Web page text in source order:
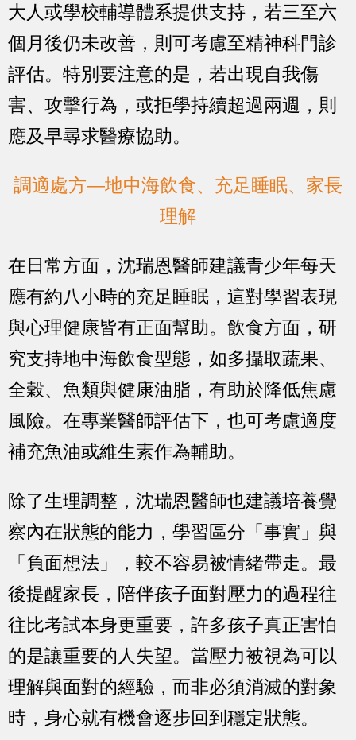
大人或學校輔導體系提供支持，若三至六
個月後仍未改善，則可考慮至精神科門診
評估。特別要注意的是，若出現自我傷
害、攻擊行為，或拒學持續超過兩週，則
應及早尋求醫療協助。
調適處方—地中海飲食、充足睡眠、家長
理解
在日常方面，沈瑞恩醫師建議青少年每天
應有約八小時的充足睡眠，這對學習表現
與心理健康皆有正面幫助。飲食方面，研
究支持地中海飲食型態，如多攝取蔬果、
全穀、魚類與健康油脂，有助於降低焦慮
風險。在專業醫師評估下，也可考慮適度
補充魚油或維生素作為輔助。
除了生理調整，沈瑞恩醫師也建議培養覺
察內在狀態的能力，學習區分「事實」與
「負面想法」，較不容易被情緒帶走。最
後提醒家長，陪伴孩子面對壓力的過程往
往比考試本身更重要，許多孩子真正害怕
的是讓重要的人失望。當壓力被視為可以
理解與面對的經驗，而非必須消滅的對象
時，身心就有機會逐步回到穩定狀態。